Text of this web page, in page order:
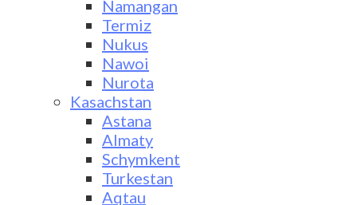
Namangan
Termiz
Nukus
Nawoi
Nurota
Kasachstan
Astana
Almaty
Schymkent
Turkestan
Aqtau